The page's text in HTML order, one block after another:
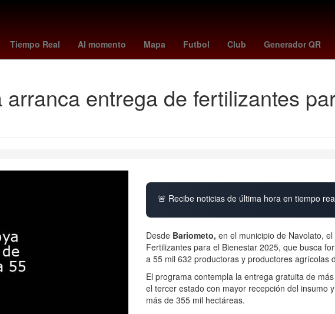
Tiempo Real Al momento Mapa Futbol Club Generador QR
China España Perú Senador Beca Benito Juárez Belinda Agencia EFE
arranca entrega de fertilizantes
🚨 Recibe noticias de última hora en tiempo
Desde Bariometo, en el municipio de Navolato,
Fertilizantes para el Bienestar 2025, que busca
a 55 mil 632 productoras y productores agrícolas
El programa contempla la entrega gratuita de
el tercer estado con mayor recepción del insumo
más de 355 mil hectáreas.